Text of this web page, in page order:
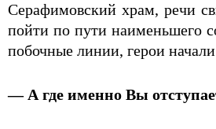
Серафимовский храм, речи
пойти по пути наименьшего
побочные линии, герои
— А где именно Вы